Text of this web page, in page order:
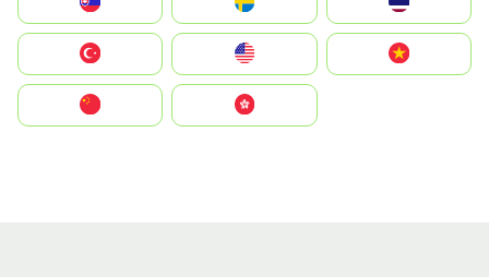
United States
中國香港特別行政區